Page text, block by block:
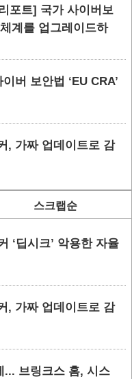
포트] 국가 사이버보
계를 업그레이드하
버 보안법 ‘EU CRA’
, 가짜 업데이트로 감
스크랩순
‘딥시크’ 악용한 자율
, 가짜 업데이트로 감
... 브링크스 홈, 시스